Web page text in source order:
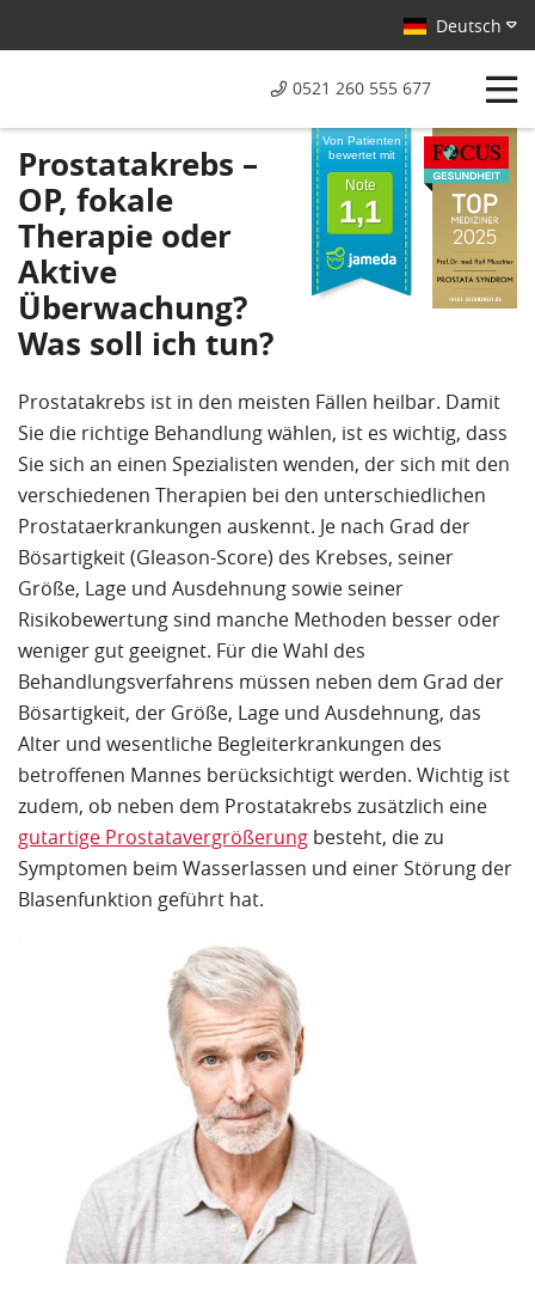
Deutsch
0521 260 555 677
Von Patienten
bewertet mit
Note
1,1
Prostatakrebs –
OP, fokale
Therapie oder
Aktive
Überwachung?
Was soll ich tun?
Prostatakrebs ist in den meisten Fällen heilbar. Damit
Sie die richtige Behandlung wählen, ist es wichtig, dass
Sie sich an einen Spezialisten wenden, der sich mit den
verschiedenen Therapien bei den unterschiedlichen
Prostataerkrankungen auskennt. Je nach Grad der
Bösartigkeit (Gleason-Score) des Krebses, seiner
Größe, Lage und Ausdehnung sowie seiner
Risikobewertung sind manche Methoden besser oder
weniger gut geeignet. Für die Wahl des
Behandlungsverfahrens müssen neben dem Grad der
Bösartigkeit, der Größe, Lage und Ausdehnung, das
Alter und wesentliche Begleiterkrankungen des
betroffenen Mannes berücksichtigt werden. Wichtig ist
zudem, ob neben dem Prostatakrebs zusätzlich eine
gutartige Prostatavergrößerung besteht, die zu
Symptomen beim Wasserlassen und einer Störung der
Blasenfunktion geführt hat.